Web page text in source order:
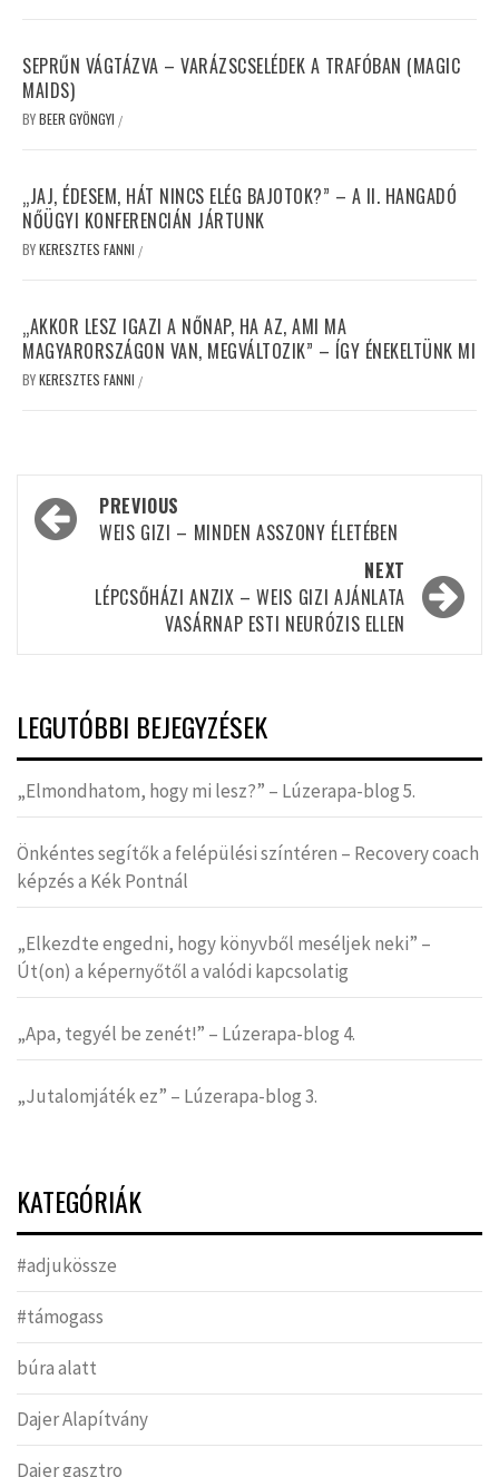
SEPRŰN VÁGTÁZVA – VARÁZSCSELÉDEK A TRAFÓBAN (MAGIC
MAIDS)
BYBEER GYÖNGYI /
„JAJ, ÉDESEM, HÁT NINCS ELÉG BAJOTOK?” – A II. HANGADÓ
NŐÜGYI KONFERENCIÁN JÁRTUNK
BYKERESZTES FANNI /
„AKKOR LESZ IGAZI A NŐNAP, HA AZ, AMI MA
MAGYARORSZÁGON VAN, MEGVÁLTOZIK” – ÍGY ÉNEKELTÜNK MI
BYKERESZTES FANNI /
Post
navigation
PREVIOUS
WEIS GIZI – MINDEN ASSZONY ÉLETÉBEN
NEXT
LÉPCSŐHÁZI ANZIX – WEIS GIZI AJÁNLATA
VASÁRNAP ESTI NEURÓZIS ELLEN
LEGUTÓBBI BEJEGYZÉSEK
„Elmondhatom, hogy mi lesz?” – Lúzerapa-blog 5.
Önkéntes segítők a felépülési színtéren – Recovery coach
képzés a Kék Pontnál
„Elkezdte engedni, hogy könyvből meséljek neki” –
Út(on) a képernyőtől a valódi kapcsolatig
„Apa, tegyél be zenét!” – Lúzerapa-blog 4.
„Jutalomjáték ez” – Lúzerapa-blog 3.
KATEGÓRIÁK
#adjukössze
#támogass
búra alatt
Dajer Alapítvány
Dajer gasztro